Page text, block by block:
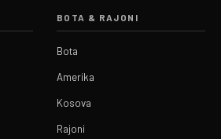
BOTA & RAJONI
Bota
Amerika
Kosova
Rajoni